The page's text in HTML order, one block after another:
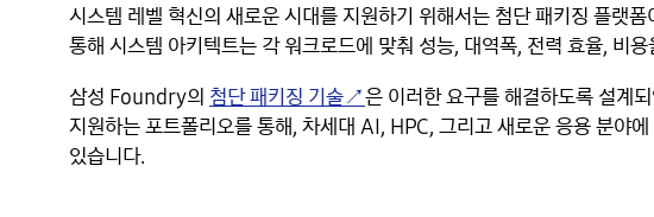
시스템 레벨 혁신의 새로운 시대를 지원하기 위해서는 첨단 패키징 플랫
통해 시스템 아키텍트는 각 워크로드에 맞춰 성능, 대역폭, 전력 효율, 비
삼성 Foundry의 첨단 패키징 기술↗은 이러한 요구를 해결하도록 설계
지원하는 포트폴리오를 통해, 차세대 AI, HPC, 그리고 새로운 응용 분야
있습니다.